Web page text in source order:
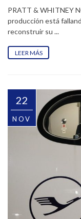
PRATT & WHITNEY
producción está
reconstruir su ...
LEER MÁS
22
NOV